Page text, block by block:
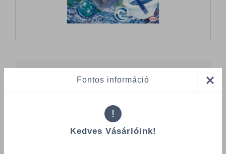
grid.filter.title.mobile
Fontos információ
!
Kedves Vásárlóink!